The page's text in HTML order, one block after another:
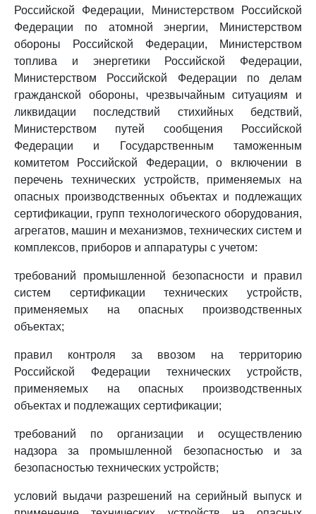
Российской Федерации, Министерством Российской
Федерации по атомной энергии, Министерством
обороны Российской Федерации, Министерством
топлива и энергетики Российской Федерации,
Министерством Российской Федерации по делам
гражданской обороны, чрезвычайным ситуациям и
ликвидации последствий стихийных бедствий,
Министерством путей сообщения Российской
Федерации и Государственным таможенным
комитетом Российской Федерации, о включении в
перечень технических устройств, применяемых на
опасных производственных объектах и подлежащих
сертификации, групп технологического оборудования,
агрегатов, машин и механизмов, технических систем и
комплексов, приборов и аппаратуры с учетом:
требований промышленной безопасности и правил
систем сертификации технических устройств,
применяемых на опасных производственных
объектах;
правил контроля за ввозом на территорию
Российской Федерации технических устройств,
применяемых на опасных производственных
объектах и подлежащих сертификации;
требований по организации и осуществлению
надзора за промышленной безопасностью и за
безопасностью технических устройств;
условий выдачи разрешений на серийный выпуск и